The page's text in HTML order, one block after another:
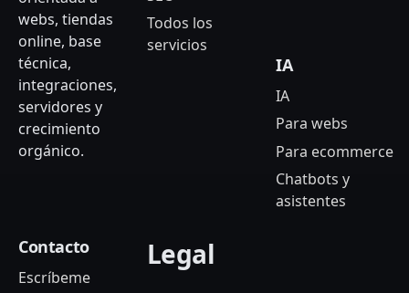
webs, tiendas
online, base
técnica,
integraciones,
servidores y
crecimiento
orgánico.
Todos los
servicios
IA
IA
Para webs
Para ecommerce
Chatbots y
asistentes
Contacto
Escríbeme
Legal